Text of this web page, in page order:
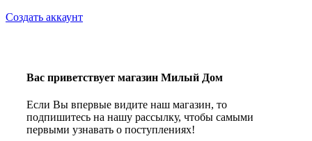
Создать аккаунт
Вас приветствует магазин Милый Дом
Если Вы впервые видите наш магазин, то
подпишитесь на нашу рассылку, чтобы самыми
первыми узнавать о поступлениях!